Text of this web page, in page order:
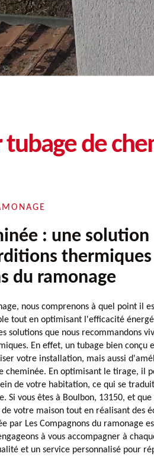
tubage de
: une solution
du ramonage
nous comprenons à quel point il
tout en optimisant l'efficacité
solutions que nous recommandons
En effet, un tubage bien conçu
votre installation, mais aussi
cheminée. En optimisant le tirage, il
de votre habitation, ce qui se
Si vous êtes à Boulbon, 13150, et que
votre maison tout en réalisant des
par Les Compagnons du ramonage
à vous accompagner à
et un service personnalisé pour